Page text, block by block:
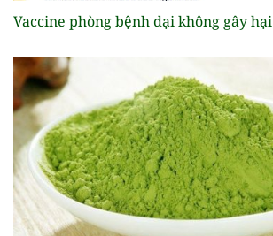
Vaccine phòng bệnh dại không gây hại